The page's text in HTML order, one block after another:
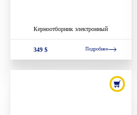
Керноотборник электронный
349 $ Подробнее